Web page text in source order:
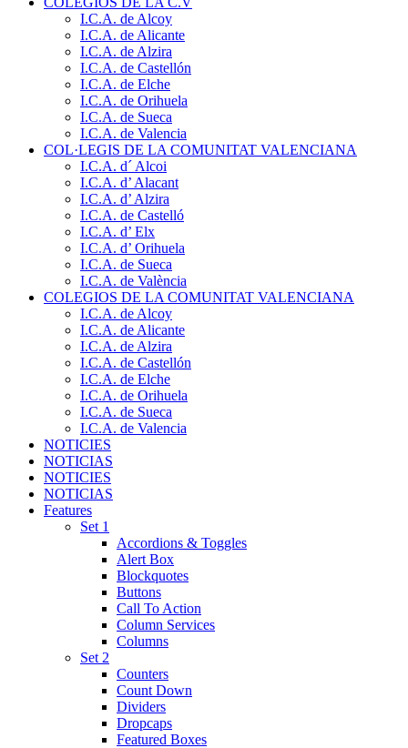
I.C.A. de Alcoy
I.C.A. de Alicante
I.C.A. de Alzira
I.C.A. de Castellón
I.C.A. de Elche
I.C.A. de Orihuela
I.C.A. de Sueca
I.C.A. de Valencia
COL·LEGIS DE LA COMUNITAT VALENCIANA
I.C.A. d´ Alcoi
I.C.A. d’ Alacant
I.C.A. d’ Alzira
I.C.A. de Castelló
I.C.A. d’ Elx
I.C.A. d’ Orihuela
I.C.A. de Sueca
I.C.A. de València
COLEGIOS DE LA COMUNITAT VALENCIANA
I.C.A. de Alcoy
I.C.A. de Alicante
I.C.A. de Alzira
I.C.A. de Castellón
I.C.A. de Elche
I.C.A. de Orihuela
I.C.A. de Sueca
I.C.A. de Valencia
NOTICIES
NOTICIAS
NOTICIES
NOTICIAS
Features
Set 1
Accordions & Toggles
Alert Box
Blockquotes
Buttons
Call To Action
Column Services
Columns
Set 2
Counters
Count Down
Dividers
Dropcaps
Featured Boxes